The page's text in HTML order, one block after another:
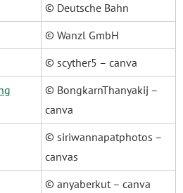
© Deutsche Bahn
© Wanzl GmbH
© scyther5 – canva
© BongkarnThanyakij –
canva
© siriwannapatphotos –
canvas
© anyaberkut – canva